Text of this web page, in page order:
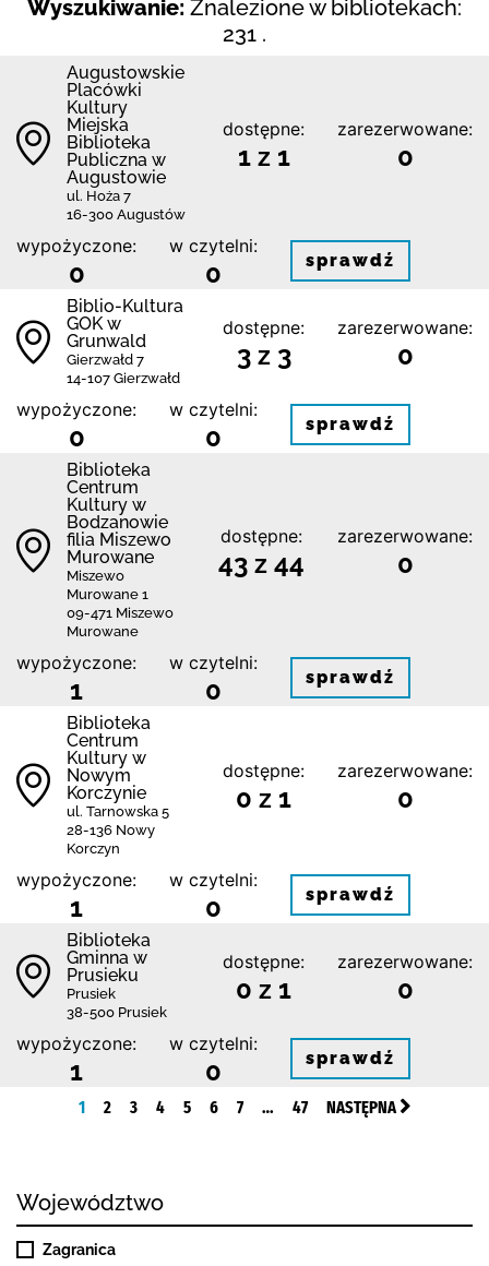
Wyszukiwanie: Znalezione w bibliotekach:
231 .
Augustowskie
Placówki
Kultury
Miejska
Biblioteka
Publiczna w
Augustowie
ul. Hoża 7
16-300 Augustów
dostępne:
1 z 1
zarezerwowane:
0
wypożyczone:
0
w czytelni:
0 sprawdź
Biblio-Kultura
GOK w
Grunwald
Gierzwałd 7
14-107 Gierzwałd
dostępne:
3 z 3
zarezerwowane:
0
wypożyczone:
0
w czytelni:
0 sprawdź
Biblioteka
Centrum
Kultury w
Bodzanowie
filia Miszewo
Murowane
Miszewo
Murowane 1
09-471 Miszewo
Murowane
dostępne:
43 z 44
zarezerwowane:
0
wypożyczone:
1
w czytelni:
0 sprawdź
Biblioteka
Centrum
Kultury w
Nowym
Korczynie
ul. Tarnowska 5
28-136 Nowy
Korczyn
dostępne:
0 z 1
zarezerwowane:
0
wypożyczone:
1
w czytelni:
0 sprawdź
Biblioteka
Gminna w
Prusieku
Prusiek
38-500 Prusiek
dostępne:
0 z 1
zarezerwowane:
0
wypożyczone:
1
w czytelni:
0 sprawdź
1 2 3 4 5 6 7 … 47 NASTĘPNA
Województwo
Zagranica